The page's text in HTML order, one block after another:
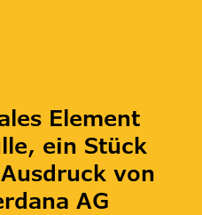
Element
ein Stück
von
AG